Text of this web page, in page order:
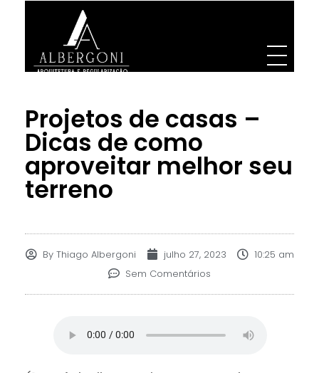
Projetos de casas –
Dicas de como
aproveitar melhor seu
terreno
ByThiago Albergoni julho 27, 2023
10:25 am
Sem Comentários